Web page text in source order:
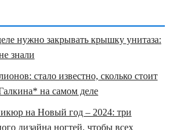
нужно закрывать крышку унитаза:
знали
стало известно, сколько стоит
на самом деле
на Новый год – 2024: три
дизайна ногтей, чтобы всех